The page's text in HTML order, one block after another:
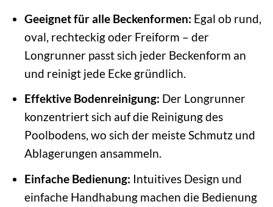
Geeignet für alle Beckenformen: Egal ob rund,
oval, rechteckig oder Freiform – der
Longrunner passt sich jeder Beckenform an
und reinigt jede Ecke gründlich.
Effektive Bodenreinigung: Der Longrunner
konzentriert sich auf die Reinigung des
Poolbodens, wo sich der meiste Schmutz und
Ablagerungen ansammeln.
Einfache Bedienung: Intuitives Design und
einfache Handhabung machen die Bedienung